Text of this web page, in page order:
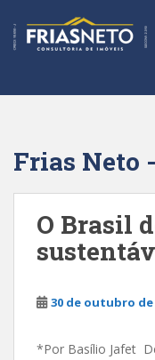
t
Frias Neto
O Brasil
30 de outubro de
*Por Basílio Jafet